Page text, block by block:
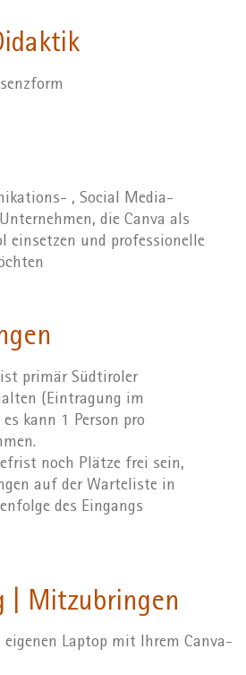
, Social Media-
die Canva als
einsetzen und professionelle
primär Südtiroler
(Eintragung im
kann 1 Person pro
noch Plätze frei sein,
auf der Warteliste in
des Eingangs
| Mitzubringen
Laptop mit Ihrem Canva-